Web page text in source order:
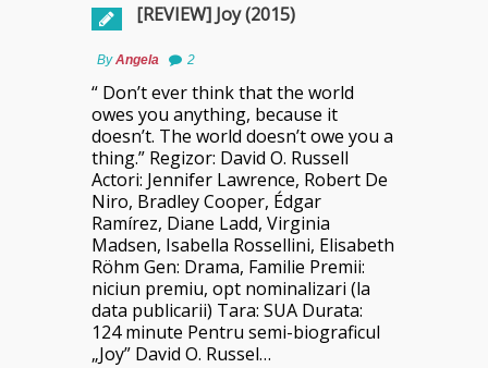
[REVIEW] Joy (2015)
ByAngela 2
“ Don’t ever think that the world
owes you anything, because it
doesn’t. The world doesn’t owe you a
thing.” Regizor: David O. Russell
Actori: Jennifer Lawrence, Robert De
Niro, Bradley Cooper, Édgar
Ramírez, Diane Ladd, Virginia
Madsen, Isabella Rossellini, Elisabeth
Röhm Gen: Drama, Familie Premii:
niciun premiu, opt nominalizari (la
data publicarii) Tara: SUA Durata:
124 minute Pentru semi-biograficul
„Joy” David O. Russel…